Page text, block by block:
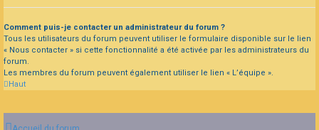
Comment puis-je contacter un administrateur du forum ?
Tous les utilisateurs du forum peuvent utiliser le formulaire disponible sur le lien
« Nous contacter » si cette fonctionnalité a été activée par les administrateurs du
forum.
Les membres du forum peuvent également utiliser le lien « L’équipe ».
Haut